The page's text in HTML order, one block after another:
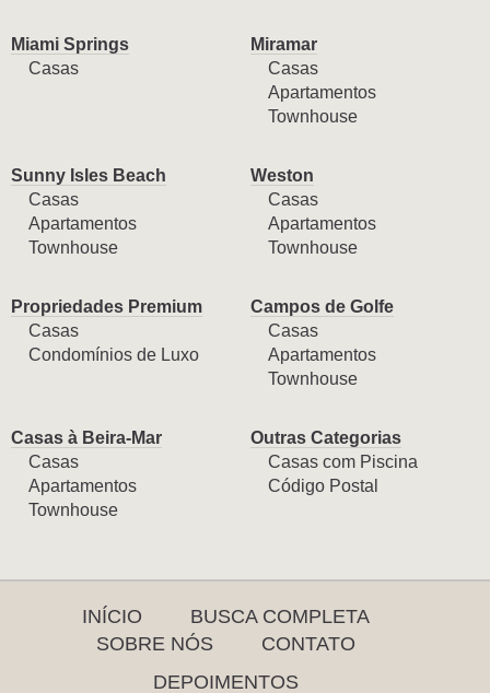
Miami Springs
Casas
Miramar
Casas
Apartamentos
Townhouse
Sunny Isles Beach
Casas
Apartamentos
Townhouse
Weston
Casas
Apartamentos
Townhouse
Propriedades Premium
Casas
Condomínios de Luxo
Campos de Golfe
Casas
Apartamentos
Townhouse
Casas à Beira-Mar
Casas
Apartamentos
Townhouse
Outras Categorias
Casas com Piscina
Código Postal
INÍCIO
BUSCA COMPLETA
SOBRE NÓS
CONTATO
DEPOIMENTOS